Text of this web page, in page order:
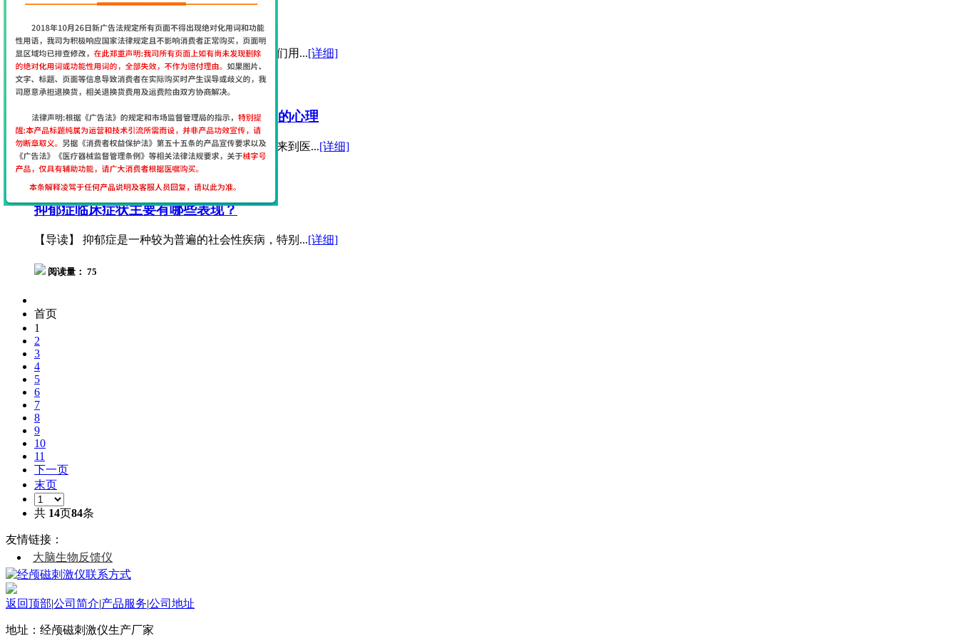
经常感觉抑郁、消极，这是抑郁症吗?
【导读】 抑郁同愤怒、快乐、悲伤一样，都是人们用...[详细]
阅读量： 53
抑郁症患者日趋低龄化，需时刻关注孩子的心理
【导读】 18岁的高三复读生亮亮在母亲的陪伴下来到医...[详细]
抑郁症临床症状主要有哪些表现？
【导读】 抑郁症是一种较为普遍的社会性疾病，特别...[详细]
阅读量： 75
首页
1
2
3
4
5
6
7
8
9
10
11
下一页
末页
共 14页84条
友情链接：
大脑生物反馈仪
返回顶部|公司简介|产品服务|公司地址
地址：经颅磁刺激仪生产厂家